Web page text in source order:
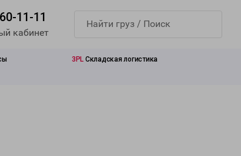
11-11
кабинет
3PL Складская логистика